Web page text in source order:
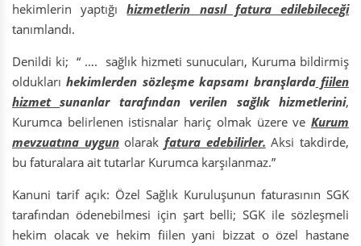
hekimlerin yaptığıhizmetlerin nasıl fatura edilebileceği
tanımlandı.
Denildi ki; “ …. sağlık hizmeti sunucuları, Kuruma bildirmiş
olduklarıhekimlerden sözleşme kapsamı branşlardafiilen
hizmetsunanlar tarafından verilen sağlık hizmetlerini,
Kurumca belirlenen istisnalar hariç olmak üzere ve Kurum
mevzuatına uygunolarakfatura edebilirler. Aksi takdirde,
bu faturalara ait tutarlar Kurumca karşılanmaz.”
Kanuni tarif açık: Özel Sağlık Kuruluşunun faturasının SGK
tarafından ödenebilmesi için şart belli; SGK ile sözleşmeli
hekim olacak ve hekim fiilen yani bizzat o özel hastane